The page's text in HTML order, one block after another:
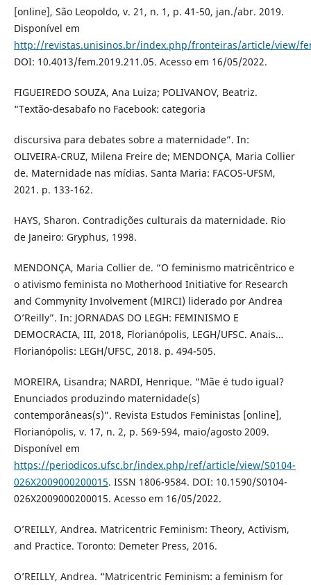
[online], São Leopoldo, v. 21, n. 1, p. 41-50, jan./abr. 2019.
Disponível em
http://revistas.unisinos.br/index.php/fronteiras/article/view/
DOI: 10.4013/fem.2019.211.05. Acesso em 16/05/2022.
FIGUEIREDO SOUZA, Ana Luiza; POLIVANOV, Beatriz.
“Textão-desabafo no Facebook: categoria
discursiva para debates sobre a maternidade”. In:
OLIVEIRA-CRUZ, Milena Freire de; MENDONÇA, Maria Collier
de. Maternidade nas mídias. Santa Maria: FACOS-UFSM,
2021. p. 133-162.
HAYS, Sharon. Contradições culturais da maternidade. Rio
de Janeiro: Gryphus, 1998.
MENDONÇA, Maria Collier de. “O feminismo matricêntrico e
o ativismo feminista no Motherhood Initiative for Research
and Commynity Involvement (MIRCI) liderado por Andrea
O’Reilly”. In: JORNADAS DO LEGH: FEMINISMO E
DEMOCRACIA, III, 2018, Florianópolis, LEGH/UFSC. Anais…
Florianópolis: LEGH/UFSC, 2018. p. 494-505.
MOREIRA, Lisandra; NARDI, Henrique. “Mãe é tudo igual?
Enunciados produzindo maternidade(s)
contemporâneas(s)”. Revista Estudos Feministas [online],
Florianópolis, v. 17, n. 2, p. 569-594, maio/agosto 2009.
Disponível em
https://periodicos.ufsc.br/index.php/ref/article/view/S0104-
026X2009000200015. ISSN 1806-9584. DOI: 10.1590/S0104-
026X2009000200015. Acesso em 16/05/2022.
O’REILLY, Andrea. Matricentric Feminism: Theory, Activism,
and Practice. Toronto: Demeter Press, 2016.
O’REILLY, Andrea. “Matricentric Feminism: a feminism for